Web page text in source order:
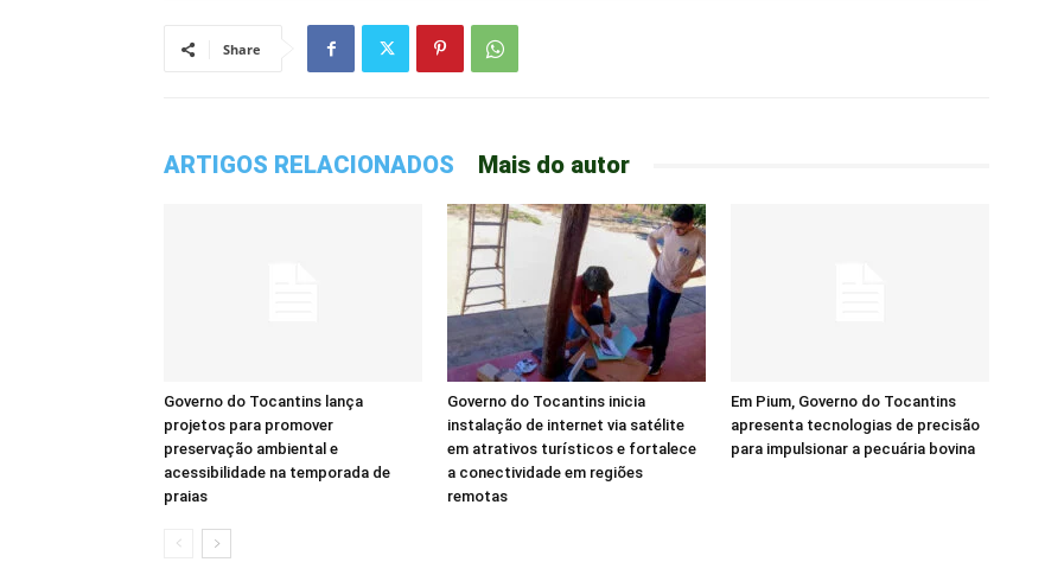
Share
ARTIGOS RELACIONADOS Mais do autor
Governo do Tocantins lança
projetos para promover
preservação ambiental e
acessibilidade na temporada de
praias
Governo do Tocantins inicia
instalação de internet via satélite
em atrativos turísticos e fortalece
a conectividade em regiões
remotas
Em Pium, Governo do Tocantins
apresenta tecnologias de precisão
para impulsionar a pecuária bovina